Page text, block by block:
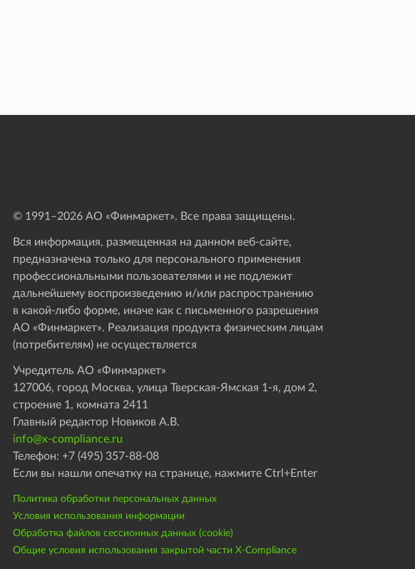
© 1991–2026АО «Финмаркет». Все права защищены.
Вся информация, размещенная на данном веб-сайте,
предназначена только для персонального применения
профессиональными пользователями и не подлежит
дальнейшему воспроизведению и/или распространению
в какой-либо форме, иначе как с письменного разрешения
АО «Финмаркет». Реализация продукта физическим лицам
(потребителям) не осуществляется
Учредитель АО «Финмаркет»
127006, город Москва, улица Тверская-Ямская 1-я, дом 2,
строение 1, комната 2411
Главный редактор Новиков А.В.
info@x-compliance.ru
Телефон: +7 (495) 357-88-08
Если вы нашли опечатку на странице, нажмите Ctrl+Enter
Политика обработки персональных данных
Условия использования информации
Обработка файлов сессионных данных (cookie)
Общие условия использования закрытой части X-Compliance